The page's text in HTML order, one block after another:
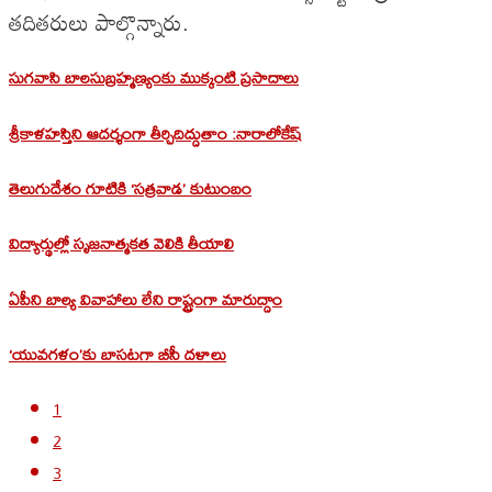
తదితరులు పాల్గొన్నారు.
సుగవాసి బాలసుబ్రహ్మణ్యంకు ముక్కంటి ప్రసాదాలు
శ్రీకాళహస్తిని ఆదర్శంగా తీర్చిదిద్దుతాం :నారాలోకేష్
తెలుగుదేశం గూటికి ‘సత్రవాడ’ కుటుంబం
విద్యార్థుల్లో సృజనాత్మకత వెలికి తీయాలి
ఏపీని బాల్య వివాహాలు లేని రాష్ట్రంగా మారుద్దాం
‘యువగళం’కు బాసటగా బీసీ దళాలు
1
2
3